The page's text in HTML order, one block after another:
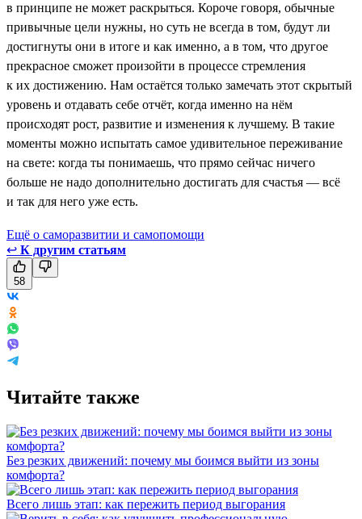
в принципе не может раскрыться. Короче говоря, обычные
привычные цели нужны, но суть не всегда в том, будут ли
достигнуты они в итоге и как именно, а в том, что другое
прекрасное сможет произойти в процессе стремления
к их достижению. Нам остаётся только замечать этот скрытый
уровень и отдавать себе отчёт, когда именно на нём
происходят рост, развитие и изменения к лучшему. В такие
моменты можно испытать самое удивительное переживание
на свете: когда ты понимаешь, что прямо сейчас ничего
больше не надо дополнительно достигать для счастья — всё
и так для него уже есть.
Ещё о саморазвитии и самопомощи
↩ К другим статьям
58
Читайте также
Без резких движений: почему мы боимся выйти из зоны
комфорта?
Всего лишь этап: как пережить период выгорания